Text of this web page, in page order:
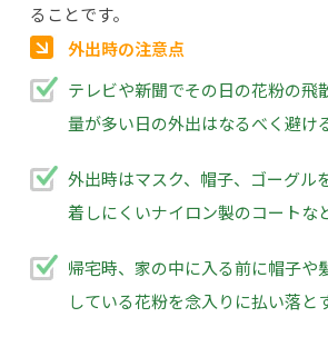
ることです。
外出時の注意点
テレビや新聞でその日の花粉の飛
量が多い日の外出はなるべく避け
外出時はマスク、帽子、ゴーグル
着しにくいナイロン製のコートな
帰宅時、家の中に入る前に帽子や
している花粉を念入りに払い落と